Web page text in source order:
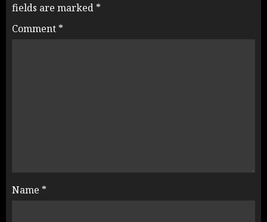
fields are marked *
Comment *
Name *